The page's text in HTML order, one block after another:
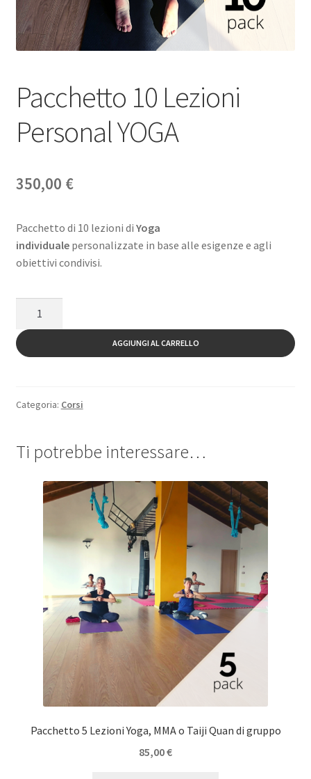
Pacchetto 10 Lezioni
Personal YOGA
350,00 €
Pacchetto di 10 lezioni di Yoga
individualepersonalizzate in base alle esigenze e agli
obiettivi condivisi.
Lezioni
Personal
AGGIUNGI AL CARRELLO
Categoria: Corsi
Ti potrebbe interessare…
Pacchetto 5 Lezioni Yoga, MMA o Taiji Quan di gruppo
85,00€